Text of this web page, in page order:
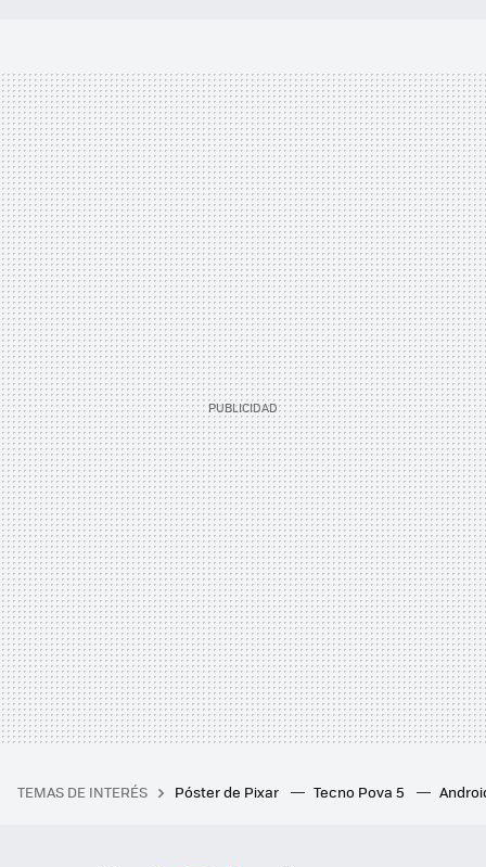
TEMAS DE INTERÉS Póster de Pixar Tecno Pova 5